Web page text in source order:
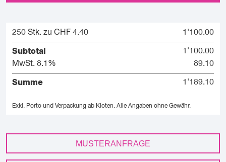
250 Stk. zu CHF 4.40 1'100.00
Subtotal
1'100.00
MwSt. 8.1%
89.10
Summe 1'189.10
Exkl. Porto und Verpackung ab Kloten. Alle Angaben ohne Gewähr.
MUSTERANFRAGE